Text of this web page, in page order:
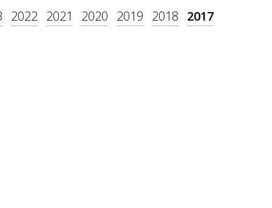
2022 2021 2020 2019 2018 2017